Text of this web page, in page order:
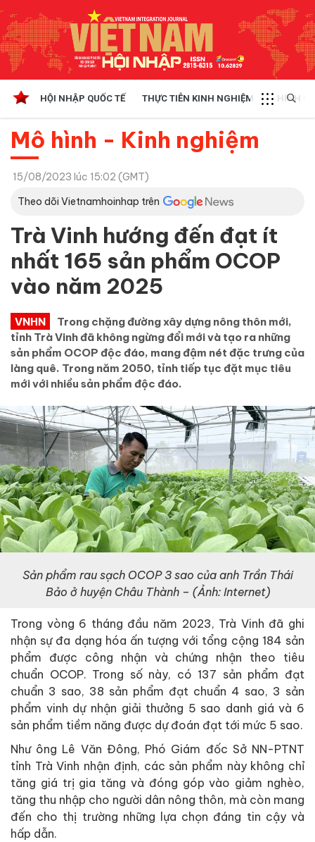
HỘI NHẬP QUỐC TẾ THỰC TIỄN KINH NGHIỆM CHÍNH
Mô hình - Kinh nghiệm
15/08/2023 lúc 15:02 (GMT)
Theo dõi Vietnamhoinhap trên
Trà Vinh hướng đến đạt ít
nhất 165 sản phẩm OCOP
vào năm 2025
VNHN
Trong chặng đường xây dựng nông thôn mới,
tỉnh Trà Vinh đã không ngừng đổi mới và tạo ra những
sản phẩm OCOP độc đáo, mang đậm nét đặc trưng của
làng quê. Trong năm 2050, tỉnh tiếp tục đặt mục tiêu
mới với nhiều sản phẩm độc đáo.
Sản phẩm rau sạch OCOP 3 sao của anh Trần Thái
Bảo ở huyện Châu Thành – (Ảnh: Internet)
Trong vòng 6 tháng đầu năm 2023, Trà Vinh đã ghi
nhận sự đa dạng hóa ấn tượng với tổng cộng 184 sản
phẩm được công nhận và chứng nhận theo tiêu
chuẩn OCOP. Trong số này, có 137 sản phẩm đạt
chuẩn 3 sao, 38 sản phẩm đạt chuẩn 4 sao, 3 sản
phẩm vinh dự nhận giải thưởng 5 sao danh giá và 6
sản phẩm tiềm năng được dự đoán đạt tới mức 5 sao.
Như ông Lê Văn Đông, Phó Giám đốc Sở NN-PTNT
tỉnh Trà Vinh nhận định, các sản phẩm này không chỉ
tăng giá trị gia tăng và đóng góp vào giảm nghèo,
tăng thu nhập cho người dân nông thôn, mà còn mang
đến cho thị trường những lựa chọn đáng tin cậy và
hấp dẫn.